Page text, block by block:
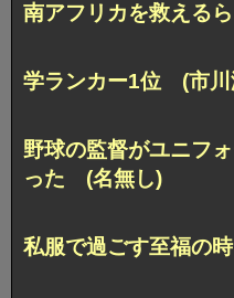
南アフリカを救える
学ランカー1位 (市川
野球の監督がユニフ
った (名無し)
私服で過ごす至福の